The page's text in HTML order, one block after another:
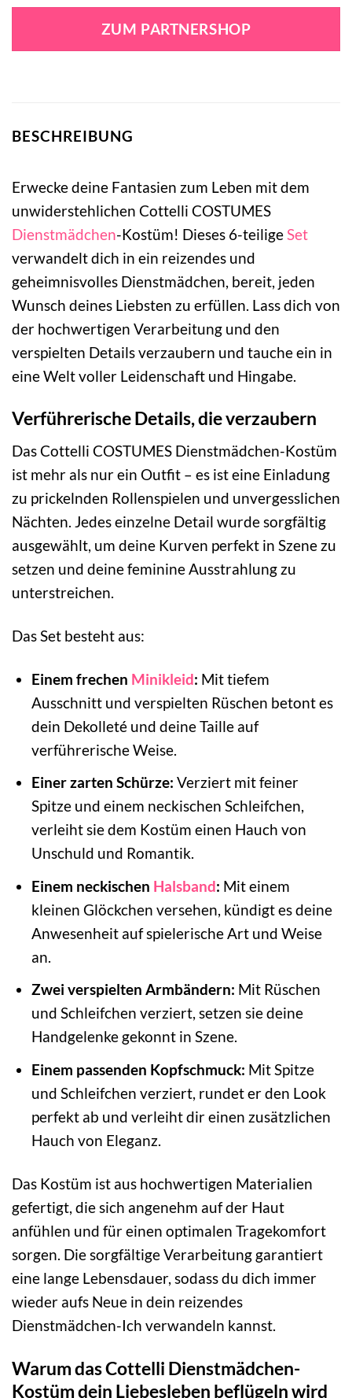
ZUM PARTNERSHOP
BESCHREIBUNG
Erwecke deine Fantasien zum Leben mit dem
unwiderstehlichen Cottelli COSTUMES
Dienstmädchen-Kostüm! Dieses 6-teilige Set
verwandelt dich in ein reizendes und
geheimnisvolles Dienstmädchen, bereit, jeden
Wunsch deines Liebsten zu erfüllen. Lass dich von
der hochwertigen Verarbeitung und den
verspielten Details verzaubern und tauche ein in
eine Welt voller Leidenschaft und Hingabe.
Verführerische Details, die verzaubern
Das Cottelli COSTUMES Dienstmädchen-Kostüm
ist mehr als nur ein Outfit – es ist eine Einladung
zu prickelnden Rollenspielen und unvergesslichen
Nächten. Jedes einzelne Detail wurde sorgfältig
ausgewählt, um deine Kurven perfekt in Szene zu
setzen und deine feminine Ausstrahlung zu
unterstreichen.
Das Set besteht aus:
Einem frechen Minikleid: Mit tiefem
Ausschnitt und verspielten Rüschen betont es
dein Dekolleté und deine Taille auf
verführerische Weise.
Einer zarten Schürze: Verziert mit feiner
Spitze und einem neckischen Schleifchen,
verleiht sie dem Kostüm einen Hauch von
Unschuld und Romantik.
Einem neckischen Halsband: Mit einem
kleinen Glöckchen versehen, kündigt es deine
Anwesenheit auf spielerische Art und Weise
an.
Zwei verspielten Armbändern: Mit Rüschen
und Schleifchen verziert, setzen sie deine
Handgelenke gekonnt in Szene.
Einem passenden Kopfschmuck: Mit Spitze
und Schleifchen verziert, rundet er den Look
perfekt ab und verleiht dir einen zusätzlichen
Hauch von Eleganz.
Das Kostüm ist aus hochwertigen Materialien
gefertigt, die sich angenehm auf der Haut
anfühlen und für einen optimalen Tragekomfort
sorgen. Die sorgfältige Verarbeitung garantiert
eine lange Lebensdauer, sodass du dich immer
wieder aufs Neue in dein reizendes
Dienstmädchen-Ich verwandeln kannst.
Warum das Cottelli Dienstmädchen-
Kostüm dein Liebesleben beflügeln wird